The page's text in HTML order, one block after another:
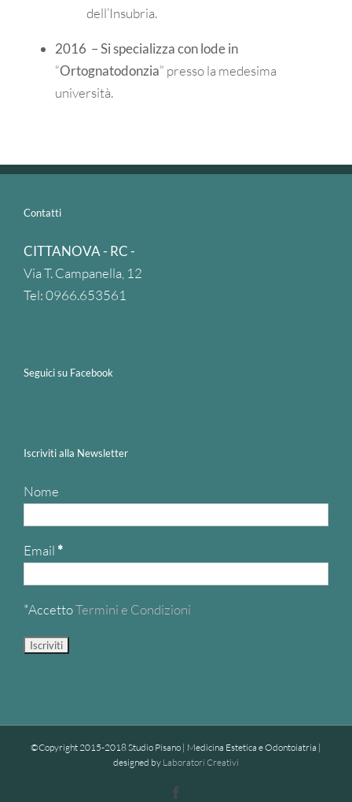
dell’Insubria.
2016 – Si specializza con lode in
“Ortognatodonzia” presso la medesima
università.
Contatti
CITTANOVA - RC -
Via T. Campanella, 12
Tel: 0966.653561
Seguici su Facebook
Iscriviti alla Newsletter
Nome
Email *
*AccettoTermini e Condizioni
©Copyright 2015-2018 Studio Pisano | Medicina Estetica e Odontoiatria |
designed by Laboratori Creativi